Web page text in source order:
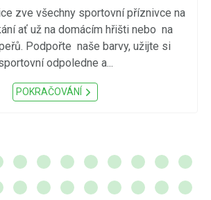
zve všechny sportovní příznivce na
ať už na domácím hřišti nebo na
Podpořte naše barvy, užijte si
odpoledne a...
POKRAČOVÁNÍ